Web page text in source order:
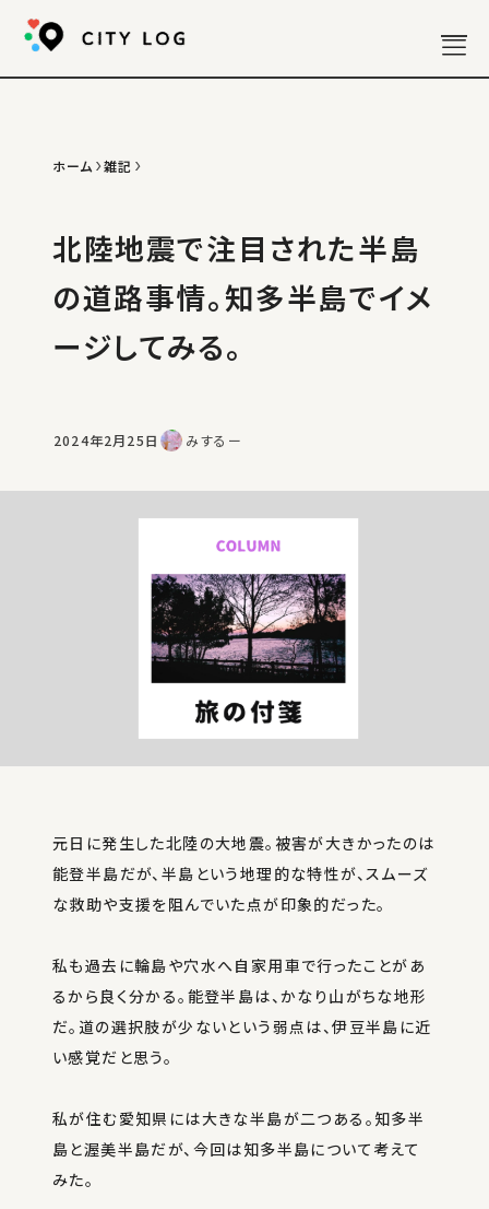
散策記事
政策記事
雑記
写真
Twitter Instagram
ホーム 雑記
北陸地震で注目された半島
の道路事情。知多半島でイメ
ージしてみる。
2024年2月25日 みするー
元日に発生した北陸の大地震。被害が大きかったのは
能登半島だが、半島という地理的な特性が、スムーズ
な救助や支援を阻んでいた点が印象的だった。
私も過去に輪島や穴水へ自家用車で行ったことがあ
るから良く分かる。能登半島は、かなり山がちな地形
だ。道の選択肢が少ないという弱点は、伊豆半島に近
い感覚だと思う。
私が住む愛知県には大きな半島が二つある。知多半
島と渥美半島だが、今回は知多半島について考えて
みた。